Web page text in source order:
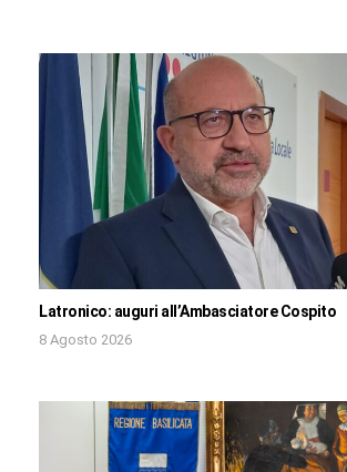
Latronico: auguri all’Ambasciatore Cospito
8 Agosto 2026